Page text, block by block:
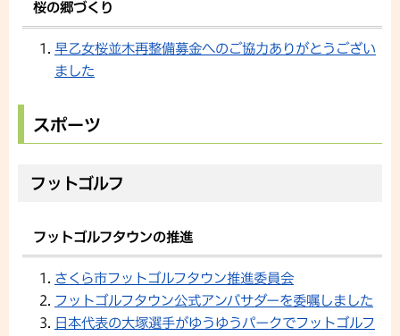
桜の郷づくり
早乙女桜並木再整備募金へのご協力ありがとうござい
ました
スポーツ
フットゴルフ
フットゴルフタウンの推進
さくら市フットゴルフタウン推進委員会
フットゴルフタウン公式アンバサダーを委嘱しました
日本代表の大塚選手がゆうゆうパークでフットゴルフ